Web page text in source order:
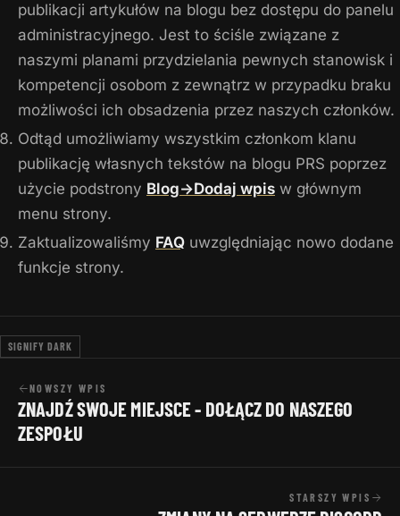
publikacji artykułów na blogu bez dostępu do panelu
administracyjnego. Jest to ściśle związane z
naszymi planami przydzielania pewnych stanowisk i
kompetencji osobom z zewnątrz w przypadku braku
możliwości ich obsadzenia przez naszych członków.
Odtąd umożliwiamy wszystkim członkom klanu
publikację własnych tekstów na blogu PRS poprzez
użycie podstrony Blog->Dodaj wpis w głównym
menu strony.
Zaktualizowaliśmy FAQ uwzględniając nowo dodane
funkcje strony.
SIGNIFY DARK
NOWSZY WPIS
ZNAJDŹ SWOJE MIEJSCE - DOŁĄCZ DO NASZEGO
ZESPOŁU
STARSZY WPIS